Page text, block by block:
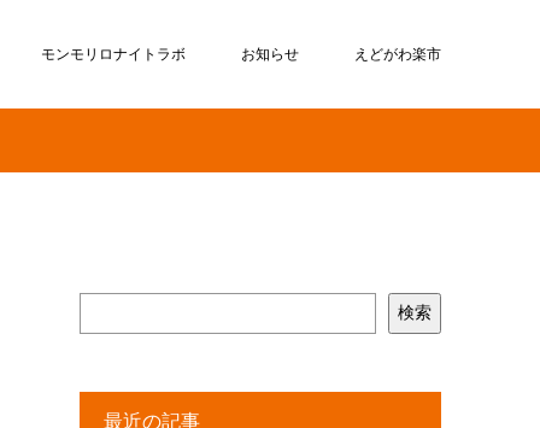
モンモリロナイトラボ お知らせ えどがわ楽市
検索
最近の記事